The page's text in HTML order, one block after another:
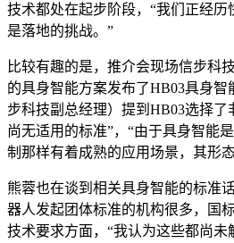
技术都处在起步阶段，“我们正经历
是落地的挑战。”
比较有趣的是，推介会现场信步科
的具身智能方案发布了HB03具身
步科技副总经理）提到HB03选择了
尚无适用的标准”，“由于具身智能
制那样有着成熟的应用场景，其形
熊蓉也在谈到相关具身智能的标准
器人发起团体标准的机构很多，国
技术要求方面，“我认为这些都尚未